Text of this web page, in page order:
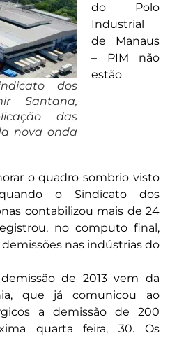
dos
Santana,
das
nova onda
do Polo
Industrial
de Manaus
– PIM não
estão
o quadro sombrio visto
o Sindicato dos
contabilizou mais de 24
no computo final,
nas indústrias do
de 2013 vem da
que já comunicou ao
a demissão de 200
quarta feira, 30. Os